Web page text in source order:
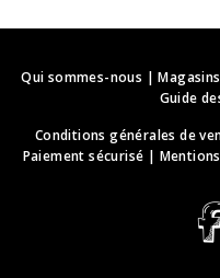
Qui sommes-nous |Magasins
Guide
Conditions générales de
Paiement sécurisé |